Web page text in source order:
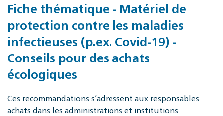
Fiche thématique - Matériel de
protection contre les maladies
infectieuses (p.ex. Covid-19) -
Conseils pour des achats
écologiques
Ces recommandations s’adressent aux responsables
achats dans les administrations et institutions